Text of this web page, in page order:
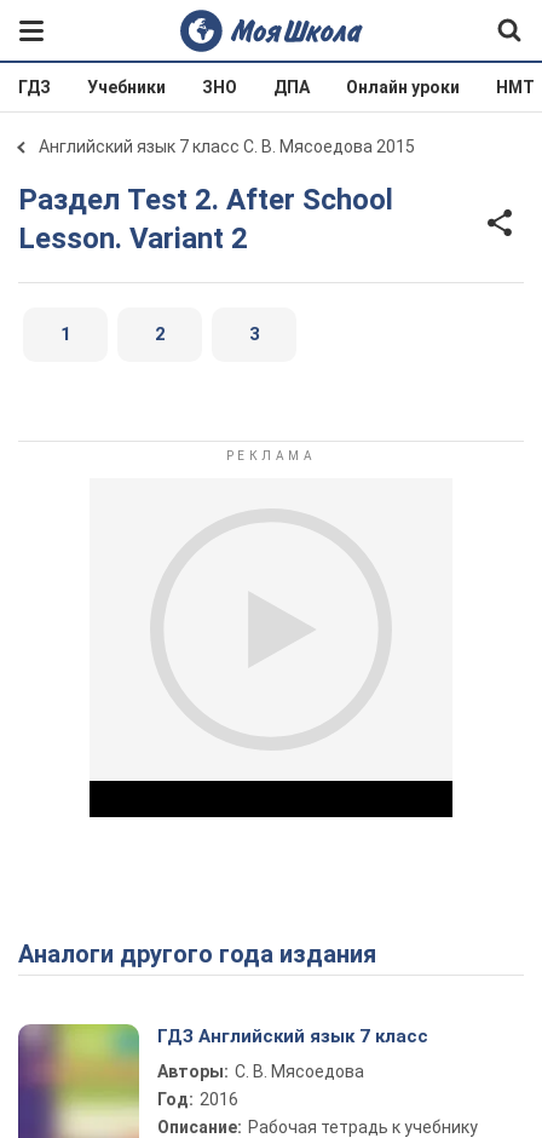
ГДЗ Учебники ЗНО ДПА Онлайн уроки НМТ
Английский язык 7 класс С. В. Мясоедова 2015
Раздел Test 2. After School
Lesson. Variant 2
1 2 3
Play Video
Аналоги другого года издания
ГДЗ Английский язык 7 класс
Авторы: С. В. Мясоедова
Год: 2016
Описание: Рабочая тетрадь к учебнику